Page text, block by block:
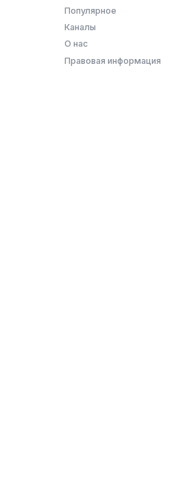
Популярное
Каналы
О нас
Правовая информация